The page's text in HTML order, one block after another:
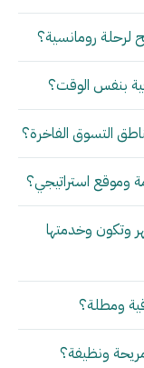
لرحلة رومانسية؟
بنفس الوقت؟
التسوق الفاخرة؟
وموقع استراتيجي؟
وتكون وخدمتها
ومطلة؟
ونظيفة؟